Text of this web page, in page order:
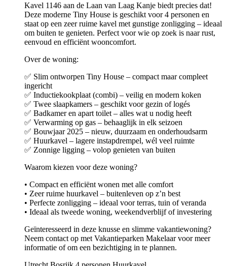
Kavel 1146 aan de Laan van Laag Kanje biedt precies dat!
Deze moderne Tiny House is geschikt voor 4 personen en
staat op een zeer ruime kavel met gunstige zonligging – ideaal
om buiten te genieten. Perfect voor wie op zoek is naar rust,
eenvoud en efficiënt wooncomfort.
Over de woning:
✅ Slim ontworpen Tiny House – compact maar compleet
ingericht
✅ Inductiekookplaat (combi) – veilig en modern koken
✅ Twee slaapkamers – geschikt voor gezin of logés
✅ Badkamer en apart toilet – alles wat u nodig heeft
✅ Verwarming op gas – behaaglijk in elk seizoen
✅ Bouwjaar 2025 – nieuw, duurzaam en onderhoudsarm
✅ Huurkavel – lagere instapdrempel, wél veel ruimte
✅ Zonnige ligging – volop genieten van buiten
Waarom kiezen voor deze woning?
• Compact en efficiënt wonen met alle comfort
• Zeer ruime huurkavel – buitenleven op z’n best
• Perfecte zonligging – ideaal voor terras, tuin of veranda
• Ideaal als tweede woning, weekendverblijf of investering
Geïnteresseerd in deze knusse en slimme vakantiewoning?
Neem contact op met Vakantieparken Makelaar voor meer
informatie of om een bezichtiging in te plannen.